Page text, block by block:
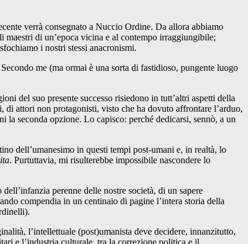
verrà consegnato a Nuccio Ordine. Da allora abbiamo
di un’epoca vicina e al contempo irraggiungibile;
i nostri stessi anacronismi.
me (ma ormai è una sorta di fastidioso, pungente luogo
del suo presente successo risiedono in tutt’altri aspetti della
attori non protagonisti, visto che ha dovuto affrontare l’arduo,
seconda opzione. Lo capisco: perché dedicarsi, sennò, a un
dell’umanesimo in questi tempi post-umani e, in realtà, lo
. Purtuttavia, mi risulterebbe impossibile nascondere lo
perenne delle nostre società, di un sapere
compendia in un centinaio di pagine l’intera storia della
l’intellettuale (post)umanista deve decidere, innanzitutto,
e l’industria culturale, tra la correzione politica e il